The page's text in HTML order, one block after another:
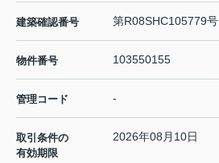
建築確認番号 第R08SHC105779号
物件番号 103550155
管理コード -
取引条件の
有効期限
2026年08月10日